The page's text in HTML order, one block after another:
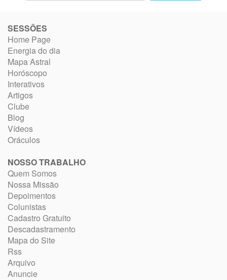
SESSÕES
Home Page
Energia do dia
Mapa Astral
Horóscopo
Interativos
Artigos
Clube
Blog
Vídeos
Oráculos
NOSSO TRABALHO
Quem Somos
Nossa Missão
Depoimentos
Colunistas
Cadastro Gratuito
Descadastramento
Mapa do Site
Rss
Arquivo
Anuncie